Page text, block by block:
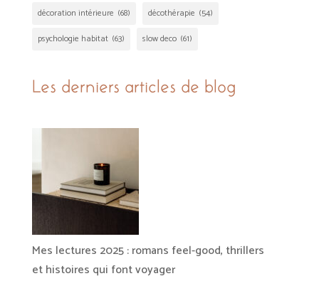
décoration intérieure (68) décothérapie (54)
psychologie habitat (63) slow deco (61)
Les derniers articles de blog
Mes lectures 2025 : romans feel-good, thrillers
et histoires qui font voyager